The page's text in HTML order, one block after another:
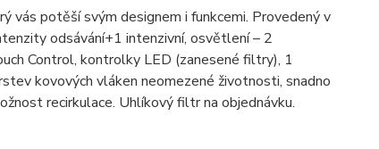
vás potěší svým designem i funkcemi. Provedený v
odsávání+1 intenzivní, osvětlení – 2
Control, kontrolky LED (zanesené filtry), 1
kovových vláken neomezené životnosti, snadno
recirkulace. Uhlíkový filtr na objednávku.